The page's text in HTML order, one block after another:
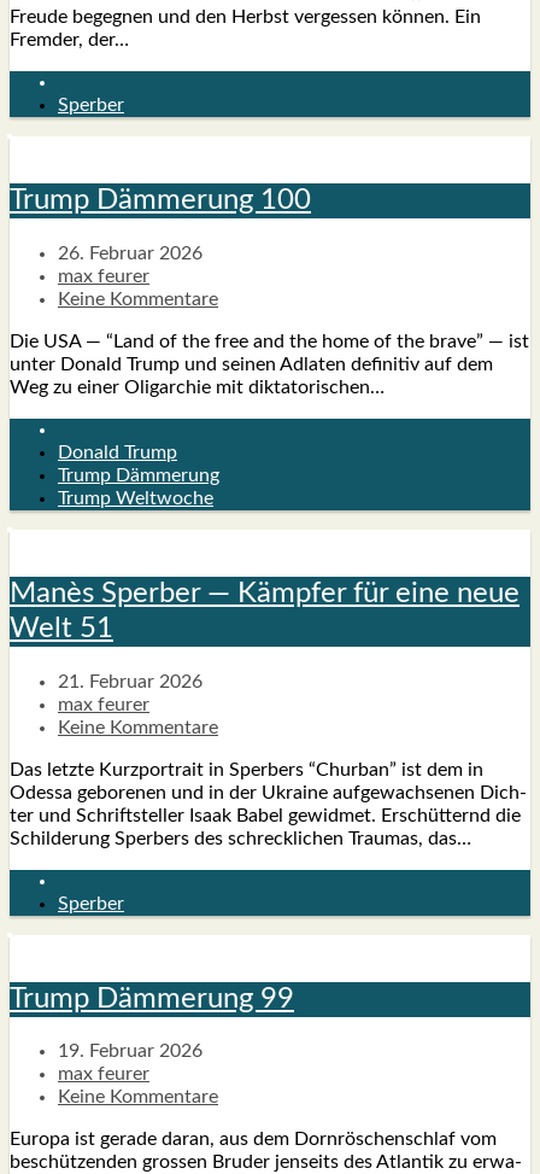
Freu­de begeg­nen und den Herbst ver­ges­sen kön­nen. Ein
Frem­der, der…
Sperber
Trump Däm­me­rung 100
26. Februar 2026
max feurer
Keine Kommentare
Die USA — “Land of the free and the home of the bra­ve” — ist
unter Donald Trump und sei­nen Adla­ten defi­ni­tiv auf dem
Weg zu einer Olig­ar­chie mit dik­ta­to­ri­schen…
Donald Trump
Trump Dämmerung
Trump Weltwoche
Manès Sper­ber — Kämp­fer für eine neue
Welt 51
21. Februar 2026
max feurer
Keine Kommentare
Das letz­te Kurz­por­trait in Sper­bers “Chur­ban” ist dem in
Odes­sa gebo­re­nen und in der Ukrai­ne auf­ge­wach­se­nen Dich­
ter und Schrift­stel­ler Isaak Babel gewid­met. Erschüt­ternd die
Schil­de­rung Sper­bers des schreck­li­chen Trau­mas, das…
Sperber
Trump Däm­me­rung 99
19. Februar 2026
max feurer
Keine Kommentare
Euro­pa ist gera­de dar­an, aus dem Dorn­rös­chen­schlaf vom
beschüt­zen­den gros­sen Bru­der jen­seits des Atlan­tik zu erwa­